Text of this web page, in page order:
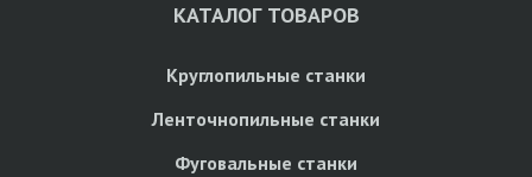
КАТАЛОГ ТОВАРОВ
Круглопильные станки
Ленточнопильные станки
Фуговальные станки